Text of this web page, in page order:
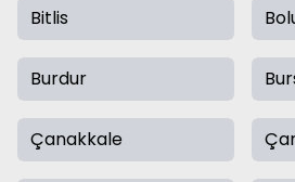
Bitlis
Burdur
Çanakkale